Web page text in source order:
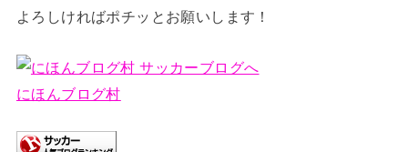
よろしければポチッとお願いします！
にほんブログ村